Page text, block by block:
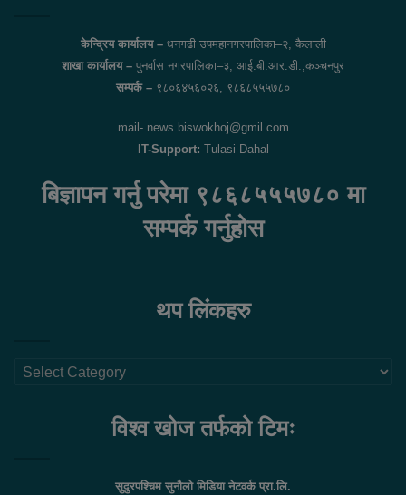
केन्द्रिय कार्यालय –धनगढी उपमहानगरपालिका–२, कैलाली
शाखा कार्यालय – पुनर्वास नगरपालिका–३, आई.बी.आर.डी.,कञ्चनपुर
सम्पर्क – ९८०६४५६०२६, ९८६८५५५७८०
mail- news.biswokhoj@gmil.com
IT-Support: Tulasi Dahal
बिज्ञापन गर्नु परेमा ९८६८५५५७८० मा
सम्पर्क गर्नुहोस
थप लिंकहरु
थप
विश्व खोज तर्फको टिमः
सुदुरपश्चिम सुनौलो मिडिया नेटवर्क प्रा.लि.